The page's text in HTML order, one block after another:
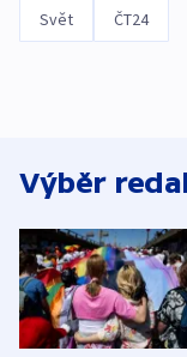
Svět ČT24
Výběr